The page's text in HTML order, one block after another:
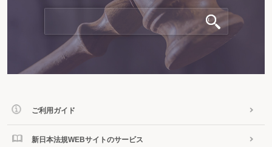
ご利用ガイド
新日本法規WEBサイトのサービス